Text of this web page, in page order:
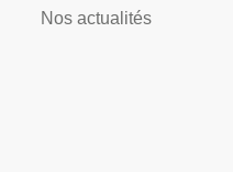
Nos actualités